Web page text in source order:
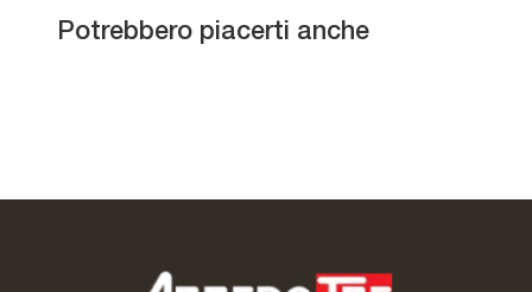
Potrebbero piacerti anche
Skin
Brandy